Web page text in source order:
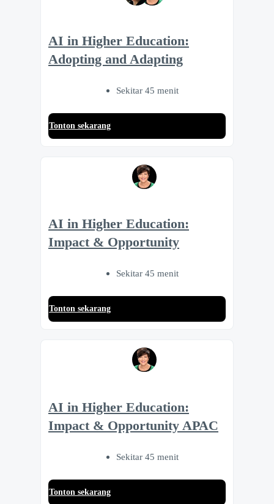
AI in Higher Education:
Adopting and Adapting
Sekitar 45 menit
Tonton sekarang
AI in Higher Education:
Impact & Opportunity
Sekitar 45 menit
Tonton sekarang
AI in Higher Education:
Impact & Opportunity APAC
Sekitar 45 menit
Tonton sekarang